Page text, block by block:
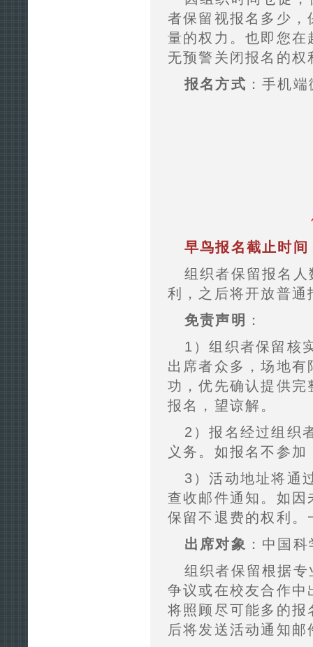
者保留视报名多少
量的权力。也即您
无预警关闭报名的权
报名方式 ：手机
早鸟报名截止时间
组织者保留报名
利，之后将开放普
免责声明
：
1）组织者保留核
出席者众多，场地
功，优先确认提供
报名，望谅解。
2）报名经过组织
义务。如报名不参
3）活动地址将通
查收邮件通知。如
保留不退费的权利
出席对象 ：中国
组织者保留根据
争议或在校友合作
将照顾尽可能多的
后将发送活动通知